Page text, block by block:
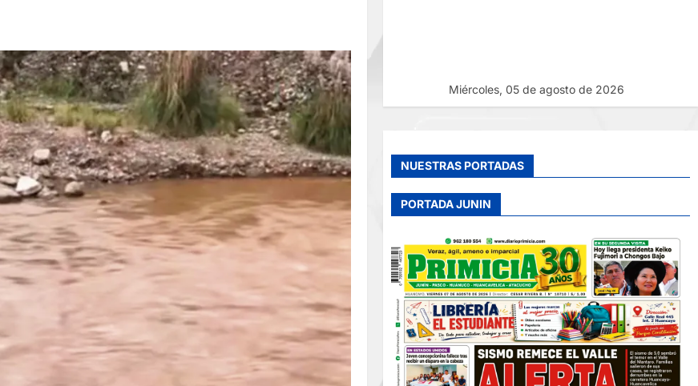
Miércoles, 05 de agosto de 2026
NUESTRAS PORTADAS
PORTADA JUNIN